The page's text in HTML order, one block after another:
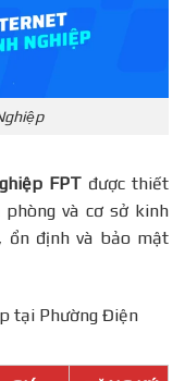
FPTđược thiết
phòng và cơ sở kinh
ổn định và bảo mật
tại Phường Điện